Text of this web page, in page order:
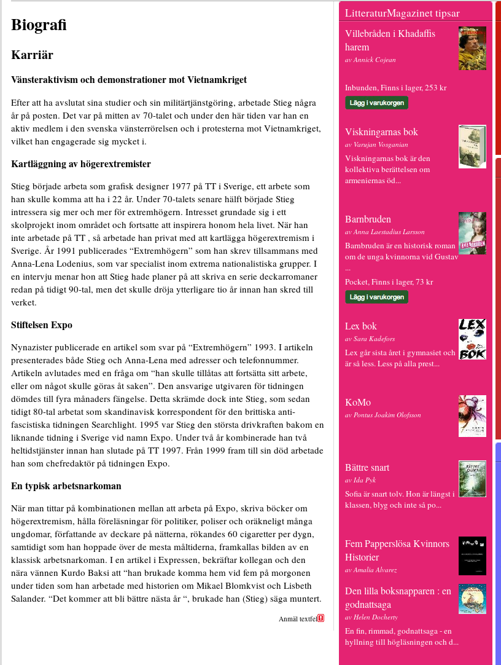
Biografi
Karriär
Vänsteraktivism och demonstrationer mot Vietnamkriget
Efter att ha avslutat sina studier och sin militärtjänstgöring, arbetade Stieg några
år på posten. Det var på mitten av 70-talet och under den här tiden var han en
aktiv medlem i den svenska vänsterrörelsen och i protesterna mot Vietnamkriget,
vilket han engagerade sig mycket i.
Kartläggning av högerextremister
Stieg började arbeta som grafisk designer 1977 på TT i Sverige, ett arbete som
han skulle komma att ha i 22 år. Under 70-talets senare hälft började Stieg
intressera sig mer och mer för extremhögern. Intresset grundade sig i ett
skolprojekt inom området och fortsatte att inspirera honom hela livet. När han
inte arbetade på TT , så arbetade han privat med att kartlägga högerextremism i
Sverige. År 1991 publicerades “Extremhögern” som han skrev tillsammans med
Anna-Lena Lodenius, som var specialist inom extrema nationalistiska grupper. I
en intervju menar hon att Stieg hade planer på att skriva en serie deckarromaner
redan på tidigt 90-tal, men det skulle dröja ytterligare tio år innan han skred till
verket.
Stiftelsen Expo
Nynazister publicerade en artikel som svar på “Extremhögern” 1993. I artikeln
presenterades både Stieg och Anna-Lena med adresser och telefonnummer.
Artikeln avlutades med en fråga om “han skulle tillåtas att fortsätta sitt arbete,
eller om något skulle göras åt saken”. Den ansvarige utgivaren för tidningen
dömdes till fyra månaders fängelse. Detta skrämde dock inte Stieg, som sedan
tidigt 80-tal arbetat som skandinavisk korrespondent för den brittiska anti-
fascistiska tidningen Searchlight. 1995 var Stieg den största drivkraften bakom en
liknande tidning i Sverige vid namn Expo. Under två år kombinerade han två
heltidstjänster innan han slutade på TT 1997. Från 1999 fram till sin död arbetade
han som chefredaktör på tidningen Expo.
En typisk arbetsnarkoman
När man tittar på kombinationen mellan att arbeta på Expo, skriva böcker om
högerextremism, hålla föreläsningar för politiker, poliser och oräkneligt många
ungdomar, författande av deckare på nätterna, rökandes 60 cigaretter per dygn,
samtidigt som han hoppade över de mesta måltiderna, framkallas bilden av en
klassisk arbetsnarkoman. I en artikel i Expressen, bekräftar kollegan och den
nära vännen Kurdo Baksi att “han brukade komma hem vid fem på morgonen
under tiden som han arbetade med historien om Mikael Blomkvist och Lisbeth
Salander. “Det kommer att bli bättre nästa år “, brukade han (Stieg) säga muntert.
Anmäl textfel
LitteraturMagazinet tipsar
Villebråden i Khadaffis
harem
av Annick Cojean
Inbunden, Finns i lager, 253 kr
Viskningarnas bok
av Varujan Vosganian
Viskningarnas bok är den
kollektiva berättelsen om
armeniernas öd...
Barnbruden
av Anna Laestadius Larsson
Barnbruden är en historisk roman
om de unga kvinnorna vid Gustav
...
Pocket, Finns i lager, 73 kr
Lex bok
av Sara Kadefors
Lex går sista året i gymnasiet och
är så less. Less på alla prest...
KoMo
av Pontus Joakim Olofsson
Bättre snart
av Ida Pyk
Sofia är snart tolv. Hon är längst i
klassen, blyg och inte så po...
Fem Papperslösa Kvinnors
Historier
av Amalia Alvarez
Den lilla boksnapparen : en
godnattsaga
av Helen Docherty
En fin, rimmad, godnattsaga - en
hyllning till högläsningen och d...